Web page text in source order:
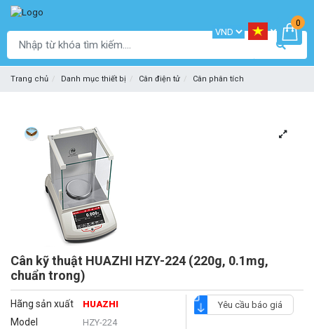
0
Trang chủ Danh mục thiết bị Cân điện tử Cân phân tích
Cân kỹ thuật HUAZHI HZY-224 (220g, 0.1mg,
chuẩn trong)
Hãng sản xuất HUAZHI
Model HZY-224
Yêu cầu báo giá